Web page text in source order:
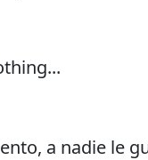
a nadie le